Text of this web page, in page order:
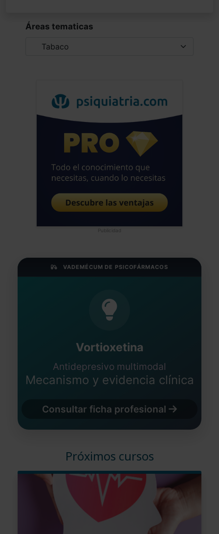
Áreas tematicas
Publicidad
VADEMÉCUM DE PSICOFÁRMACOS
Vortioxetina
Antidepresivo multimodal
Mecanismo y evidencia clínica
Consultar ficha profesional
Próximos cursos